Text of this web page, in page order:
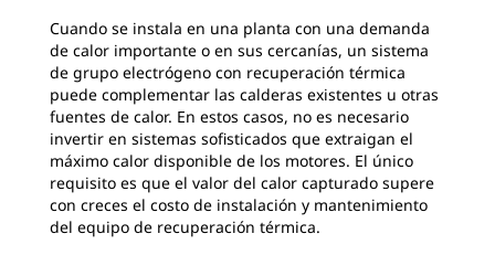
Cuando se instala en una planta con una demanda
de calor importante o en sus cercanías, un sistema
de grupo electrógeno con recuperación térmica
puede complementar las calderas existentes u otras
fuentes de calor. En estos casos, no es necesario
invertir en sistemas sofisticados que extraigan el
máximo calor disponible de los motores. El único
requisito es que el valor del calor capturado supere
con creces el costo de instalación y mantenimiento
del equipo de recuperación térmica.